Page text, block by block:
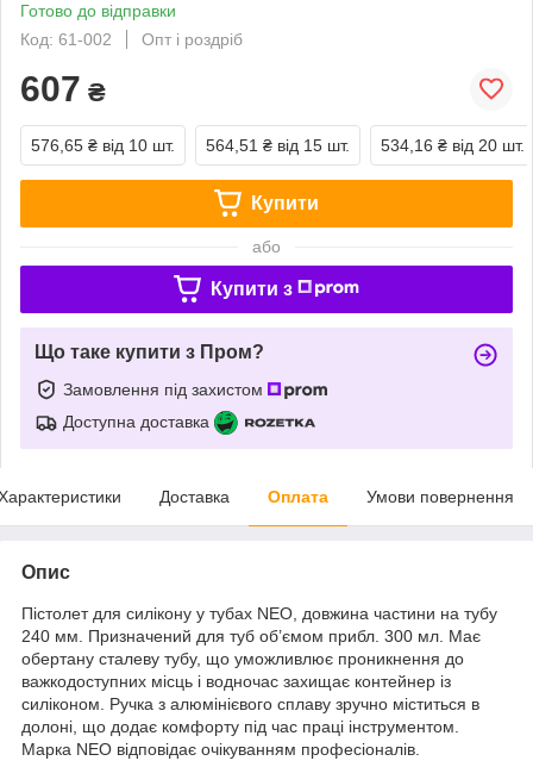
Готово до відправки
Код: 61-002
Опт і роздріб
607 ₴
576,65 ₴ від 10 шт. 564,51 ₴ від 15 шт. 534,16 ₴ від 20 шт.
Купити
або
Купити з
Що таке купити з Пром?
Замовлення під захистом
Доступна доставка
Доставка Оплата Умови повернення
Опис
Пістолет для силікону у тубах NEO, довжина частини на тубу
240 мм. Призначений для туб об’ємом прибл. 300 мл. Має
обертану сталеву тубу, що уможливлює проникнення до
важкодоступних місць і водночас захищає контейнер із
силіконом. Ручка з алюмінієвого сплаву зручно міститься в
долоні, що додає комфорту під час праці інструментом.
Марка NEO відповідає очікуванням професіоналів.